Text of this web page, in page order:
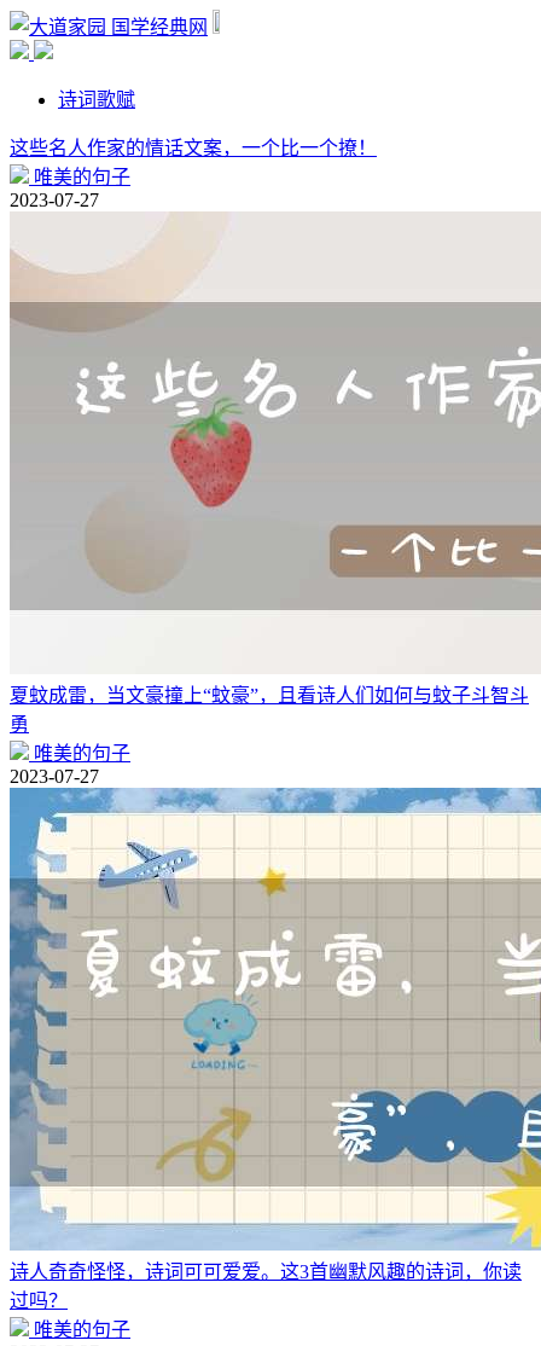
国学经典网
诗词歌赋
这些名人作家的情话文案，一个比一个撩！
唯美的句子
2023-07-27
夏蚊成雷，当文豪撞上“蚊豪”，且看诗人们如何与蚊子斗智斗
勇
唯美的句子
2023-07-27
诗人奇奇怪怪，诗词可可爱爱。这3首幽默风趣的诗词，你读
过吗？
唯美的句子